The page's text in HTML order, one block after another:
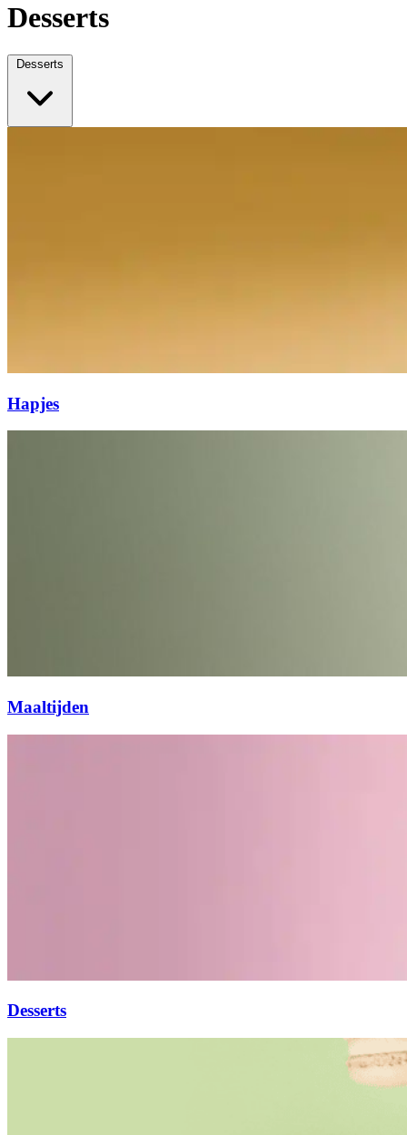
Desserts
Desserts
Hapjes
Maaltijden
Desserts